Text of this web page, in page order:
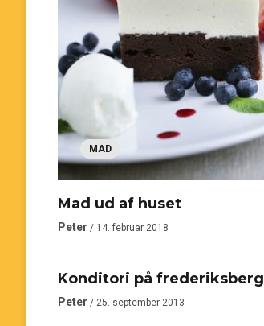
MAD
Mad ud af huset
Peter / 14. februar 2018
MAD
Konditori på frederiksberg
Peter / 25. september 2013